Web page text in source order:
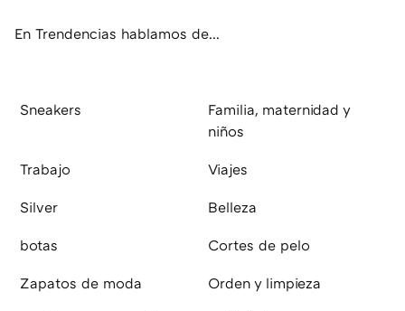
En Trendencias hablamos de...
Sneakers
Familia, maternidad y
niños
Trabajo Viajes
Silver Belleza
botas Cortes de pelo
Zapatos de moda Orden y limpieza